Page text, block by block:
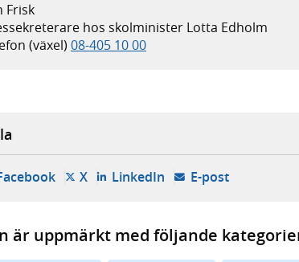
Frisk
hos skolminister Lotta Edholm
(växel) 08-405 10 00
- öppnas i ny flik, extern webbplats,
X- öppnas i ny flik, extern webbplats,
LinkedIn- öppnas i ny flik,
E-post- öppnar
är uppmärkt med följande